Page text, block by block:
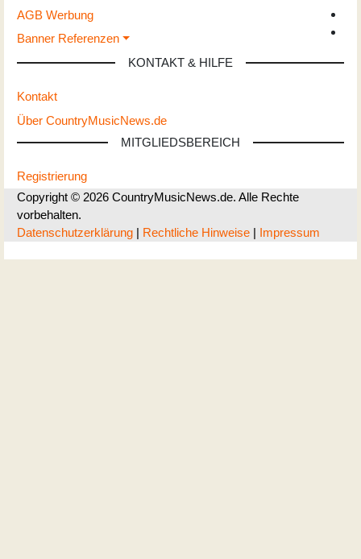
AGB Werbung
Banner Referenzen
KONTAKT & HILFE
Kontakt
Über CountryMusicNews.de
MITGLIEDSBEREICH
Registrierung
Copyright © 2026 CountryMusicNews.de. Alle Rechte
vorbehalten.
Datenschutzerklärung | Rechtliche Hinweise | Impressum